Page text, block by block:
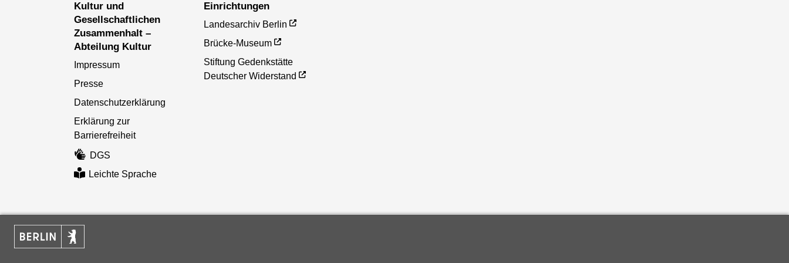
Kultur und
Gesellschaftlichen
Zusammenhalt –
Abteilung Kultur
Impressum
Presse
Datenschutzerklärung
Erklärung zur
Barrierefreiheit
DGS
Leichte Sprache
Einrichtungen
Landesarchiv Berlin
Brücke-Museum
Stiftung Gedenkstätte
Deutscher Widerstand